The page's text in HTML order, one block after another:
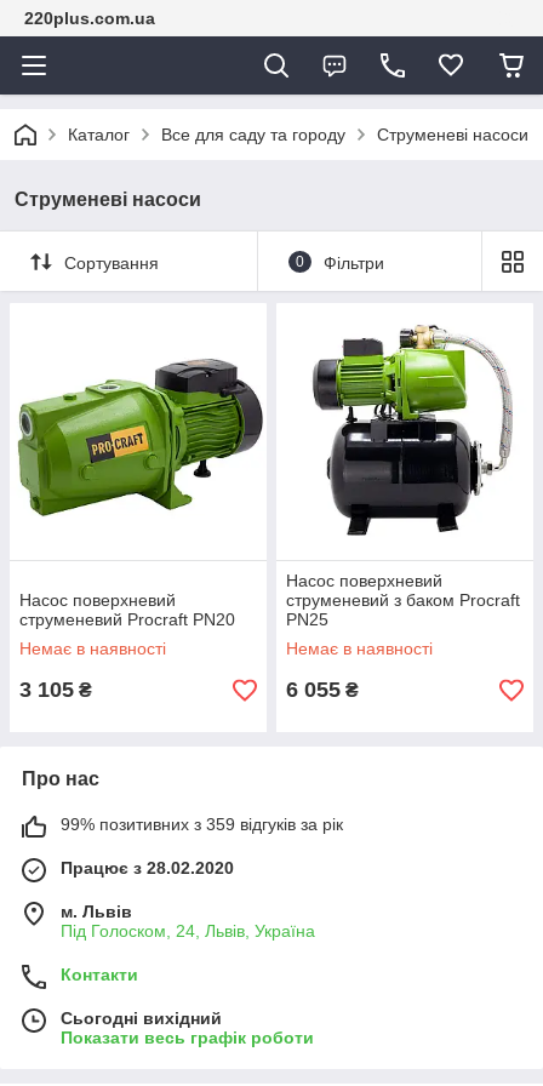
220plus.com.ua
Каталог Все для саду та городу Струменеві насоси
Струменеві насоси
Сортування 0 Фільтри
Насос поверхневий
струменевий Procraft PN20
Немає в наявності
3 105 ₴
Насос поверхневий
струменевий з баком Procraft
PN25
Немає в наявності
6 055 ₴
Про нас
99% позитивних з 359 відгуків за рік
Працює з 28.02.2020
м. Львів
Під Голоском, 24, Львів, Україна
Контакти
Сьогодні вихідний
Показати весь графік роботи